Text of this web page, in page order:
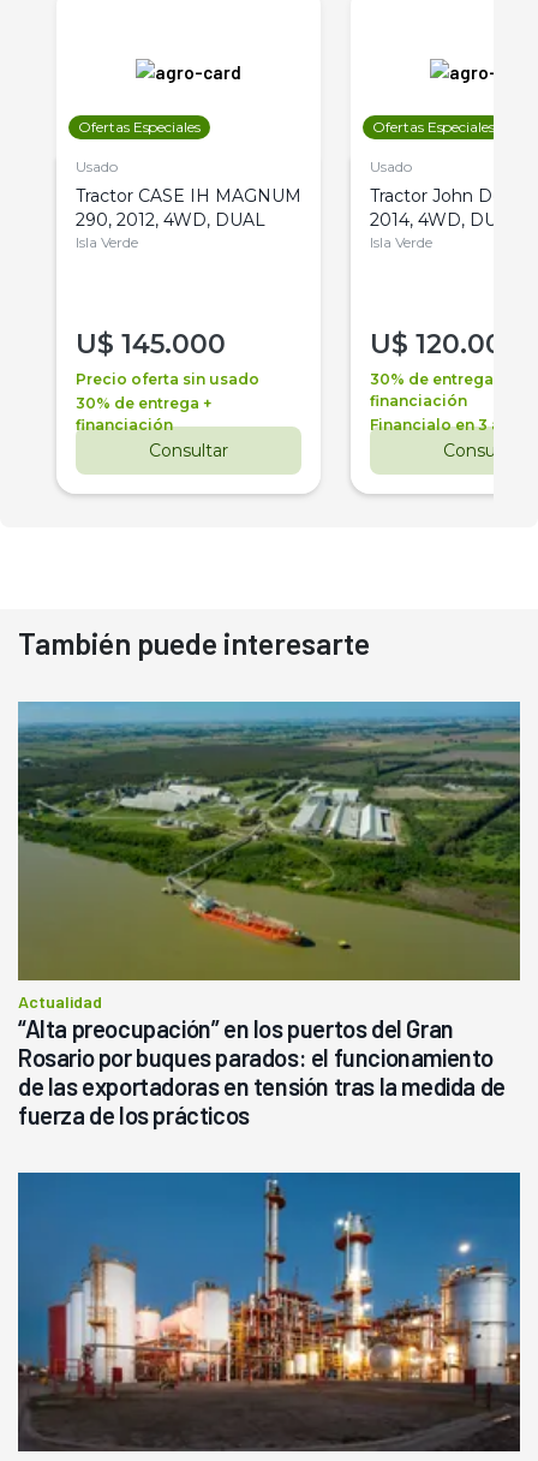
Ofertas Especiales
Usado
Tractor CASE IH MAGNUM
290, 2012, 4WD, DUAL
Isla Verde
U$ 145.000
Precio oferta sin usado
30% de entrega +
financiación
Consultar
Ofertas Especiales
Usado
Tractor John Deere
2014, 4WD, DUAL
Isla Verde
U$ 120.000
30% de entrega +
financiación
Financialo en 3 años
Consultar
También puede interesarte
Actualidad
“Alta preocupación” en los puertos del Gran
Rosario por buques parados: el funcionamiento
de las exportadoras en tensión tras la medida de
fuerza de los prácticos